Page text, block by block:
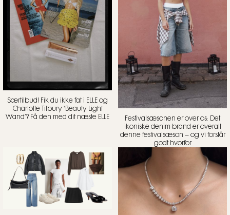
Særtilbud! Fik du ikke fat i ELLE og
Charlotte Tilbury ‘Beauty Light
Wand’? Få den med dit næste ELLE
Festivalsæsonen er over os: Det
ikoniske denim-brand er overalt
denne festivalsæson – og vi forstår
godt hvorfor